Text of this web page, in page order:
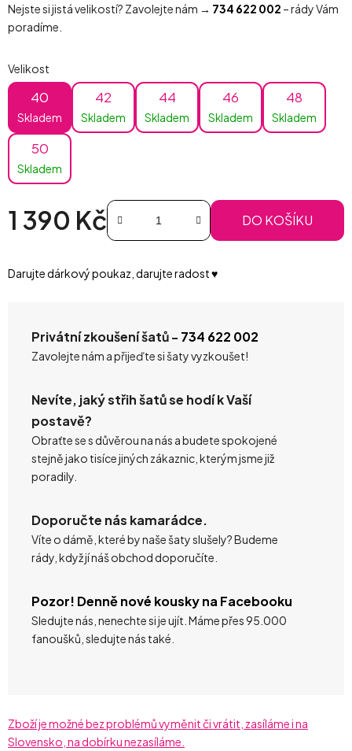
Nejste si jistá velikostí? Zavolejte nám → 734 622 002 – rády Vám
poradíme.
Velikost
40
Skladem
42
Skladem
44
Skladem
46
Skladem
48
Skladem
50
Skladem
1 390 Kč DO KOŠÍKU
Darujte dárkový poukaz, darujte radost ♥️
Privátní zkoušení šatů - 734 622 002
Zavolejte nám a přijeďte si šaty vyzkoušet!
Nevíte, jaký střih šatů se hodí k Vaší
postavě?
Obraťte se s důvěrou na nás a budete spokojené
stejně jako tisíce jiných zákaznic, kterým jsme již
poradily.
Doporučte nás kamarádce.
Víte o dámě, které by naše šaty slušely? Budeme
rády, když jí náš obchod doporučíte.
Pozor! Denně nové kousky na Facebooku
Sledujte nás, nenechte si je ujít. Máme přes 95.000
fanoušků, sledujte nás také.
Zboží je možné bez problémů vyměnit či vrátit, zasíláme i na
Slovensko, na dobírku nezasíláme.